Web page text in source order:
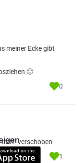
meiner Ecke gibt
🙂
0
verschoben
1